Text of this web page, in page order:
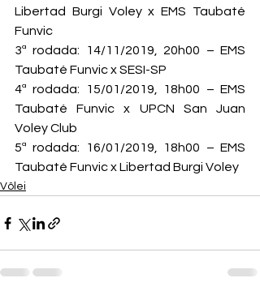
Libertad Burgi Voley x EMS Taubaté
Funvic
3ª rodada: 14/11/2019, 20h00 – EMS
Taubaté Funvic x SESI-SP
4ª rodada: 15/01/2019, 18h00 – EMS
Taubaté Funvic x UPCN San Juan
Voley Club
5ª rodada: 16/01/2019, 18h00 – EMS
Taubaté Funvic x Libertad Burgi Voley
Vôlei